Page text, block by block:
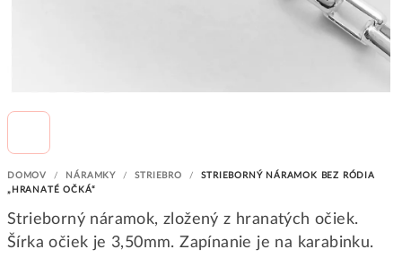
DOMOV / NÁRAMKY / STRIEBRO /
STRIEBORNÝ NÁRAMOK BEZ RÓDIA
„HRANATÉ OČKÁ“
Strieborný náramok, zložený z hranatých očiek.
Šírka očiek je 3,50mm. Zapínanie je na karabinku.